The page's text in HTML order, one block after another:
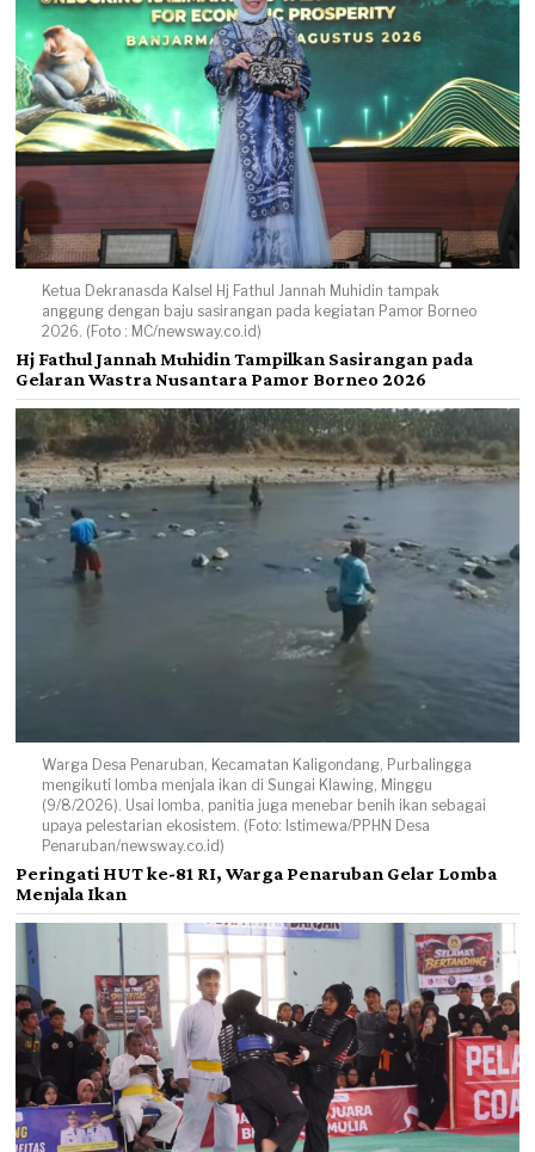
Ketua Dekranasda Kalsel Hj Fathul Jannah Muhidin tampak
anggung dengan baju sasirangan pada kegiatan Pamor Borneo
2026. (Foto : MC/newsway.co.id)
Hj Fathul Jannah Muhidin Tampilkan Sasirangan pada
Gelaran Wastra Nusantara Pamor Borneo 2026
Warga Desa Penaruban, Kecamatan Kaligondang, Purbalingga
mengikuti lomba menjala ikan di Sungai Klawing, Minggu
(9/8/2026). Usai lomba, panitia juga menebar benih ikan sebagai
upaya pelestarian ekosistem. (Foto: Istimewa/PPHN Desa
Penaruban/newsway.co.id)
Peringati HUT ke-81 RI, Warga Penaruban Gelar Lomba
Menjala Ikan